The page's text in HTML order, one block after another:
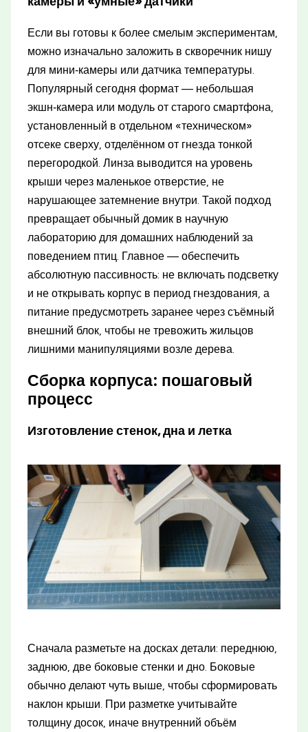
Если вы готовы к более смелым экспериментам,
можно изначально заложить в скворечник нишу
для мини‑камеры или датчика температуры.
Популярный сегодня формат — небольшая
экшн‑камера или модуль от старого смартфона,
установленный в отдельном «техническом»
отсеке сверху, отделённом от гнезда тонкой
перегородкой. Линза выводится на уровень
крыши через маленькое отверстие, не
нарушающее затемнение внутри. Такой подход
превращает обычный домик в научную
лабораторию для домашних наблюдений за
поведением птиц. Главное — обеспечить
абсолютную пассивность: не включать подсветку
и не открывать корпус в период гнездования, а
питание предусмотреть заранее через съёмный
внешний блок, чтобы не тревожить жильцов
лишними манипуляциями возле дерева.
Сборка корпуса: пошаговый
процесс
Изготовление стенок, дна и летка
Сначала разметьте на досках детали: переднюю,
заднюю, две боковые стенки и дно. Боковые
обычно делают чуть выше, чтобы сформировать
наклон крыши. При разметке учитывайте
толщину досок, иначе внутренний объём